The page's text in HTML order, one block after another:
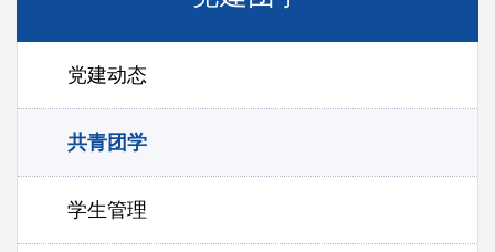
党建动态
共青团学
学生管理